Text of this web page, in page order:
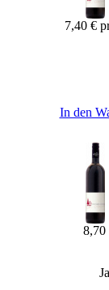
7,40 €
In den
8,70